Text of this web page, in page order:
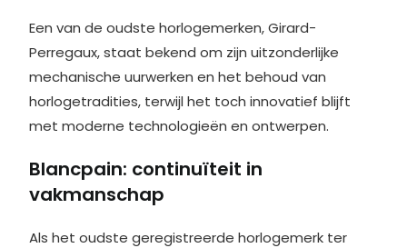
Een van de oudste horlogemerken, Girard-
Perregaux, staat bekend om zijn uitzonderlijke
mechanische uurwerken en het behoud van
horlogetradities, terwijl het toch innovatief blijft
met moderne technologieën en ontwerpen.
Blancpain: continuïteit in
vakmanschap
Als het oudste geregistreerde horlogemerk ter